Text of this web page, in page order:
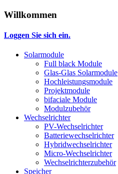
Willkommen
Loggen Sie sich ein.
Solarmodule
Full black Module
Glas-Glas Solarmodule
Hochleistungsmodule
Projektmodule
bifaciale Module
Modulzubehör
Wechselrichter
PV-Wechselrichter
Batteriewechselrichter
Hybridwechselrichter
Micro-Wechselrichter
Wechselrichterzubehör
Speicher